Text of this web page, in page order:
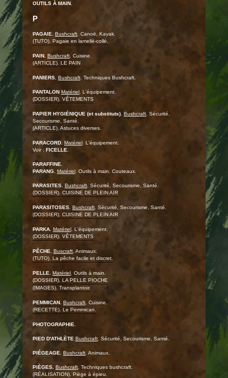
OUTILS À MAIN.
P
PAGAIE. Bushcraft . Canoë, Kayak.
(TUTO). Pagaie en lamellé-collé.
PAIN. Bushcraft . Cuisine.
(ARTICLE). LE PAIN
PANIERS. Bushcraft . Techniques Bushcraft.
PANTALON Matériel . L'équipement.
(DOSSIER). VÊTEMENTS
PAPIER HYGIÉNIQUE (et substituts). Bushcraft . Sécurité,
Secourisme, Santé.
(ARTICLE). Astuces diverses.
PARACORD. Matériel . L'équipement.
Voir : FICELLE.
PARAFFINE.
PARANG. Matériel . Outils à main. Couteaux.
PARASITES. Bushcraft . Sécurité, Secourisme, Santé.
(DOSSIER). CUISINE DE PLEIN AIR
PARASITOSES. Bushcraft . Sécurité, Secourisme, Santé.
(DOSSIER). CUISINE DE PLEIN AIR
PARKA. Matériel . L'équipement.
(DOSSIER). VÊTEMENTS
PÊCHE. Buscraft . Animaux.
(TUTO). La pêche facile et discret.
PELLE. Matériel . Outils à main.
(DOSSIER). LA PELLE PIOCHE
(IMAGES). Transplantoir.
PEMMICAN. Bushcraft . Cuisine.
(RECETTE). Le Pemmican.
PHOTOGRAPHIE.
PIED D'ATHLÈTE Bushcraft . Sécurité, Secourisme, Santé.
PIÉGEAGE. Bushcraft . Animaux.
PIÈGES. Bushcraft . Techniques bushcraft.
(RÉALISATION). Piège à épieu.